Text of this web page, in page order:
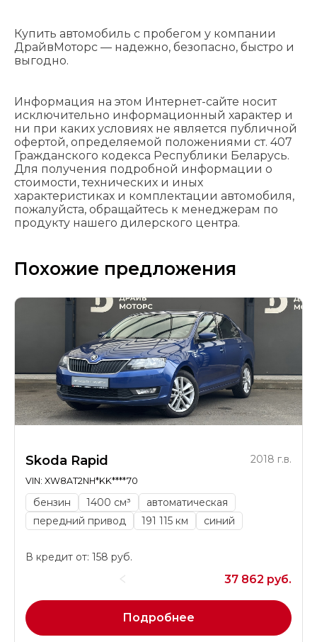
Купить автомобиль с пробегом у компании
ДрайвМоторс — надежно, безопасно, быстро и
выгодно.
Информация на этом Интернет-сайте носит
исключительно информационный характер и
ни при каких условиях не является публичной
офертой, определяемой положениями cт. 407
Гражданского кодекса Республики Беларусь.
Для получения подробной информации о
стоимости, технических и иных
характеристиках и комплектации автомобиля,
пожалуйста, обращайтесь к менеджерам по
продукту нашего дилерского центра.
Похожие предложения
Skoda Rapid 2018 г.в.
VIN: XW8AT2NH*KK****70
бензин 1400 см³
автоматическая
передний привод
191 115 км синий
В кредит от: 158 руб.
37 862 руб.
Подробнее